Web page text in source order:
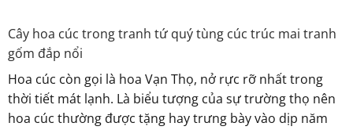
Cây hoa cúc trong tranh tứ quý tùng cúc trúc mai tranh
gốm đắp nổi
Hoa cúc còn gọi là hoa Vạn Thọ, nở rực rỡ nhất trong
thời tiết mát lạnh. Là biểu tượng của sự trường thọ nên
hoa cúc thường được tặng hay trưng bày vào dịp năm